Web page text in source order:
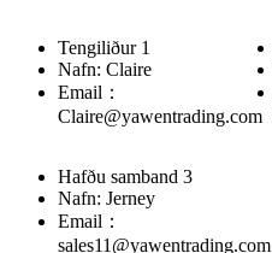
Tengiliður 1
Nafn: Claire
Email：
Claire@yawentrading.com
Hafðu samband 3
Nafn: Jerney
Email：
sales11@yawentrading.com